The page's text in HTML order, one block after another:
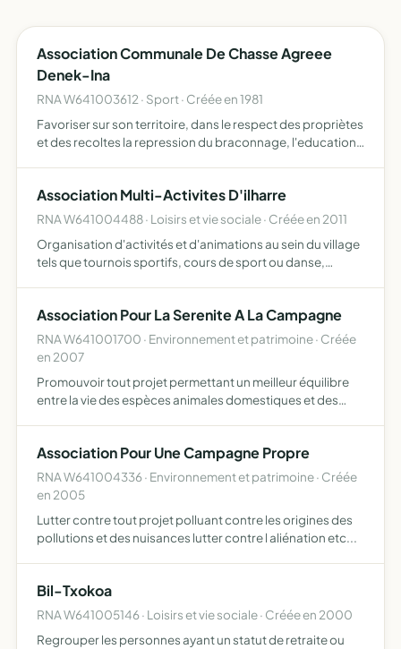
Association Communale De Chasse Agreee
Denek-Ina
RNA W641003612 · Sport · Créée en 1981
Favoriser sur son territoire, dans le respect des propriètes
et des recoltes la repression du braconnage, l'education
Association Multi-Activites D'ilharre
RNA W641004488 · Loisirs et vie sociale · Créée en 2011
Organisation d'activités et d'animations au sein du village
tels que tournois sportifs, cours de sport ou danse,
Association Pour La Serenite A La Campagne
RNA W641001700 · Environnement et patrimoine · Créée
en 2007
Promouvoir tout projet permettant un meilleur équilibre
entre la vie des espèces animales domestiques et des
pour la prote…
Association Pour Une Campagne Propre
RNA W641004336 · Environnement et patrimoine · Créée
en 2005
Lutter contre tout projet polluant contre les origines des
pollutions et des nuisances lutter contre l aliénation etc...
Bil-Txokoa
RNA W641005146 · Loisirs et vie sociale · Créée en 2000
Regrouper les personnes ayant un statut de retraite ou